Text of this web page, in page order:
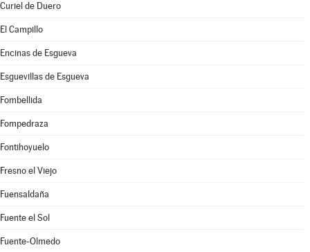
Curiel de Duero
El Campillo
Encinas de Esgueva
Esguevillas de Esgueva
Fombellida
Fompedraza
Fontihoyuelo
Fresno el Viejo
Fuensaldaña
Fuente el Sol
Fuente-Olmedo